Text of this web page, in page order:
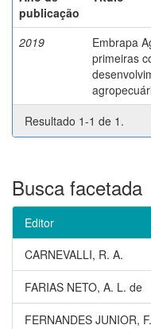
publicação
2019
Embrapa
primeiras
Resultado 1-1 de 1.
Busca facetada
Editor
CARNEVALLI, R. A.
FARIAS NETO, A. L. de
FERNANDES JUNIOR, F.